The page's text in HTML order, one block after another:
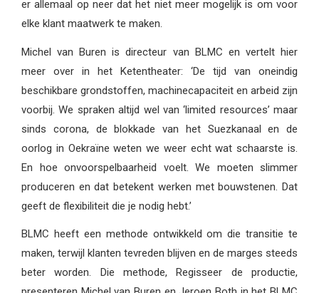
er allemaal op neer dat het niet meer mogelijk is om voor
elke klant maatwerk te maken.
Michel van Buren is directeur van BLMC en vertelt hier
meer over in het Ketentheater: ‘De tijd van oneindig
beschikbare grondstoffen, machinecapaciteit en arbeid zijn
voorbij. We spraken altijd wel van ‘limited resources’ maar
sinds corona, de blokkade van het Suezkanaal en de
oorlog in Oekraïne weten we weer echt wat schaarste is.
En hoe onvoorspelbaarheid voelt. We moeten slimmer
produceren en dat betekent werken met bouwstenen. Dat
geeft de flexibiliteit die je nodig hebt.’
BLMC heeft een methode ontwikkeld om die transitie te
maken, terwijl klanten tevreden blijven en de marges steeds
beter worden. Die methode, Regisseer de productie,